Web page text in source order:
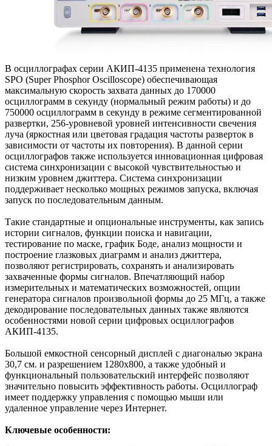
В осциллографах серии АКИП-4135 применена технология
SPO (Super Phosphor Oscilloscope) обеспечивающая
максимальную скорость захвата данных до 170000
осциллограмм в секунду (нормальный режим работы) и до
750000 осциллограмм в секунду в режиме сегментированной
развертки, 256-уровневой уровней интенсивности свечения
луча (яркостная или цветовая градация частоты разверток в
зависимости от частоты их повторения). В данной серии
осциллографов также используется инновационная цифровая
система синхронизации с высокой чувствительностью и
низким уровнем джиттера. Система синхронизации
поддерживает несколько мощных режимов запуска, включая
запуск по последовательным данным.
Такие стандартные и опциональные инструменты, как запись
истории сигналов, функции поиска и навигации,
тестирование по маске, график Боде, анализ мощности и
построение глазковых диаграмм и анализ джиттера,
позволяют регистрировать, сохранять и анализировать
захваченные формы сигналов. Впечатляющий набор
измерительных и математических возможностей, опции
генератора сигналов произвольной формы до 25 МГц, а также
декодирование последовательных данных также являются
особенностями новой серии цифровых осциллографов
АКИП-4135.
Большой емкостной сенсорный дисплей с диагональю экрана
30,7 см. и разрешением 1280х800, а также удобный и
функциональный пользовательский интерфейс позволяют
значительно повысить эффективность работы. Осциллограф
имеет поддержку управления с помощью мыши или
удаленное управление через Интернет.
Ключевые особенности: